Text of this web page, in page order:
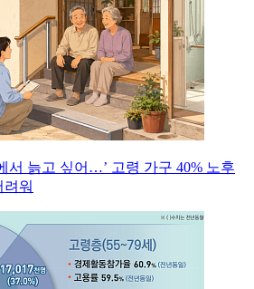
서 늙고 싶어…’ 고령 가구 40% 노후
려워